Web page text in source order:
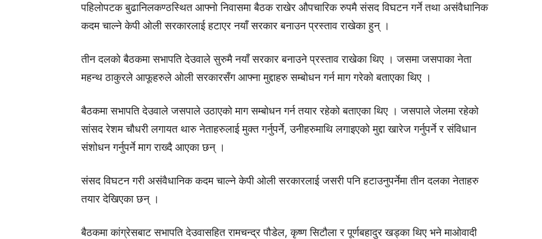
पहिलोपटक बुढानिलकण्ठस्थित आफ्नाे निवासमा बैठक राखेर औपचारिक रुपमै संसद विघटन गर्ने तथा असंवैधानिक
कदम चाल्ने केपी ओली सरकारलाई हटाएर नयाँ सरकार बनाउन प्रस्ताव राखेका हुन् ।
तीन दलको बैठकमा सभापति देउवाले सुरुमै नयाँ सरकार बनाउने प्रस्ताव राखेका थिए । जसमा जसपाका नेता
महन्थ ठाकुरले आफूहरुले ओली सरकारसँग आफ्ना मुद्दाहरु सम्बोधन गर्न माग गरेको बताएका थिए ।
बैठकमा सभापति देउवाले जसपाले उठाएको माग सम्बोधन गर्न तयार रहेको बताएका थिए । जसपाले जेलमा रहेको
सांसद रेशम चौधरी लगायत थारु नेताहरुलाई मुक्त गर्नुपर्ने, उनीहरुमाथि लगाइएको मुद्दा खारेज गर्नुपर्ने र संविधान
संशोधन गर्नुपर्ने माग राख्दै आएका छन् ।
संसद विघटन गरी असंवैधानिक कदम चाल्ने केपी ओली सरकारलाई जसरी पनि हटाउनुपर्नेमा तीन दलका नेताहरु
तयार देखिएका छन् ।
बैठकमा कांग्रेसबाट सभापति देउवासहित रामचन्द्र पौडेल, कृष्ण सिटौला र पूर्णबहादुर खड्का थिए भने माओवादी